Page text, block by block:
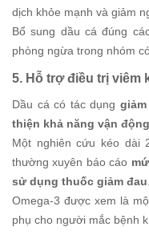
dịch khỏe mạnh và giảm
Bổ sung dầu cá đúng
phòng ngừa trong nhóm
5. Hỗ trợ điều trị viêm
Dầu cá có tác dụng
thiện khả năng vận
Một nghiên cứu kéo dài
thường xuyên báo cáo
sử dụng thuốc giảm đau
Omega-3 được xem là
phụ cho người mắc bệnh